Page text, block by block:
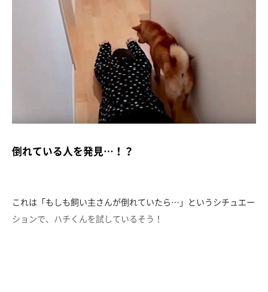
倒れている人を発見…！？
これは「もしも飼い主さんが倒れていたら…」というシチュエー
ションで、ハチくんを試しているそう！